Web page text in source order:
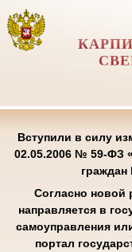
Вступили в силу
02.05.2006 № 59-ФЗ
Согласно новой
направляется в
самоуправления
портал